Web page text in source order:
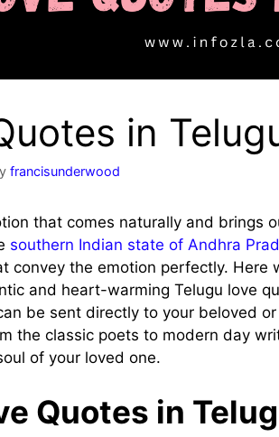
in
francisunderwood
that comes naturally and brings
southern Indian state of Andhra
convey the emotion perfectly. Here
and heart-warming Telugu love
be sent directly to your beloved
the classic poets to modern day
of your loved one.
Quotes in